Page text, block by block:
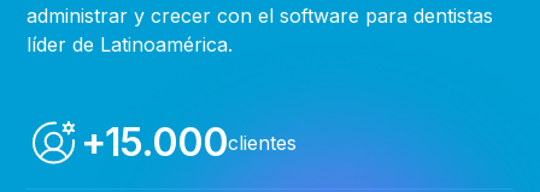
administrar y crecer con el software para dentistas
líder de Latinoamérica.
+15.000clientes